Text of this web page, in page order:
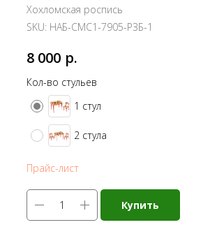
Хохломская роспись
SKU: НАБ-СМС1-7905-РЗБ-1
8 000 р.
Кол-во стульев
1 стул
2 стула
Прайс-лист
Купить